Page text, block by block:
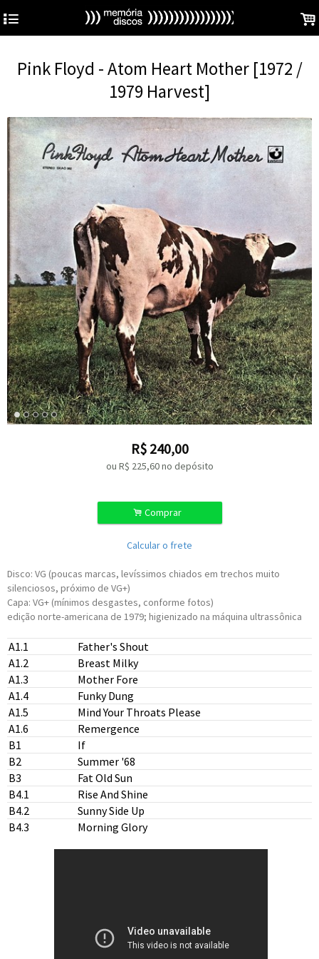
4 .
Pink Floyd - Atom Heart Mother [1972 /
1979 Harvest]
R$ 240,00
ou R$ 225,60no depósito
. Comprar
Calcular o frete
Disco: VG (poucas marcas, levíssimos chiados em trechos muito
silenciosos, próximo de VG+)
Capa: VG+ (mínimos desgastes, conforme fotos)
edição norte-americana de 1979; higienizado na máquina ultrassônica
A1.1
Father's Shout
A1.2
Breast Milky
A1.3
Mother Fore
A1.4
Funky Dung
A1.5
Mind Your Throats Please
A1.6
Remergence
B1
If
B2
Summer '68
B3
Fat Old Sun
B4.1
Rise And Shine
B4.2
Sunny Side Up
B4.3
Morning Glory